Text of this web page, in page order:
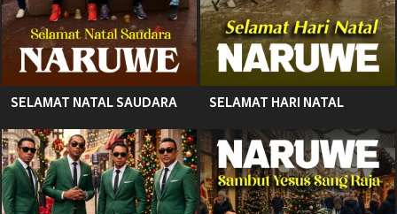
SELAMAT NATAL SAUDARA SELAMAT HARI NATAL